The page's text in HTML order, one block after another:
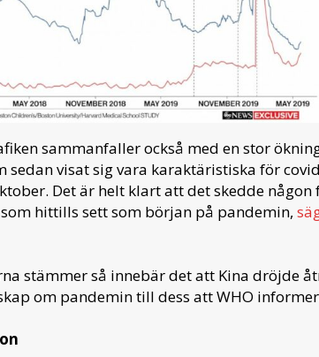
sammanfaller också med en stor
sedan visat sig vara karaktäristiska för
Det är helt klart att det skedde
hittills sett som början på pandemin,
stämmer så innebär det att Kina dröjde
om pandemin till dess att WHO